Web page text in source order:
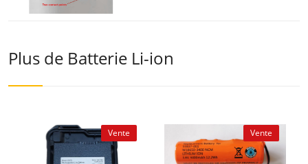
Plus de Batterie Li-ion
Vente Vente